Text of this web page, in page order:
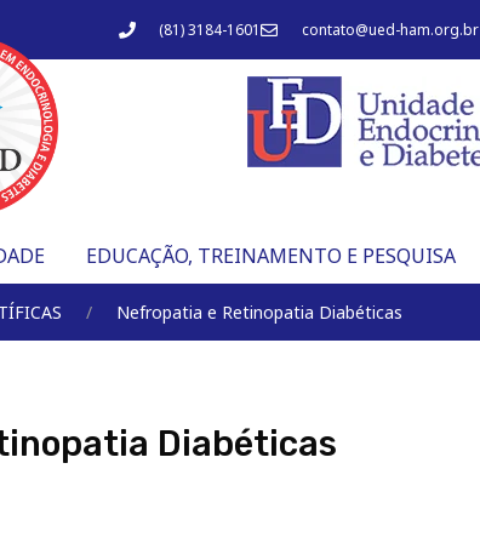
(81) 3184-1601 contato@ued-ham.org.br
EDUCAÇÃO, TREINAMENTO E PESQUISA
Nefropatia e Retinopatia Diabéticas
Diabéticas